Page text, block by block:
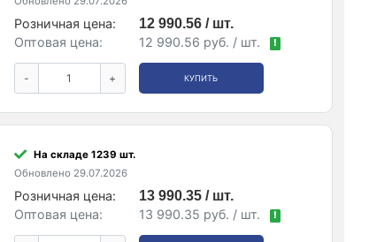
Розничная цена:
12 990.56 / шт.
Оптовая цена:
12 990.56 руб. / шт. !
- + КУПИТЬ
На складе 1239 шт.
Обновлено 29.07.2026
Розничная цена:
13 990.35 / шт.
Оптовая цена:
13 990.35 руб. / шт. !